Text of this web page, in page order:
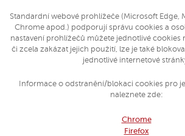
Standardní webové prohlížeče (Microsoft Edge,
Chrome apod.) podporují správu cookies a
nastavení prohlížečů můžete jednotlivé cookies
či zcela zakázat jejich použití, lze je také
jednotlivé internetové
Informace o odstranění/blokaci cookies pro
naleznete zde:
Chrome
Firefox